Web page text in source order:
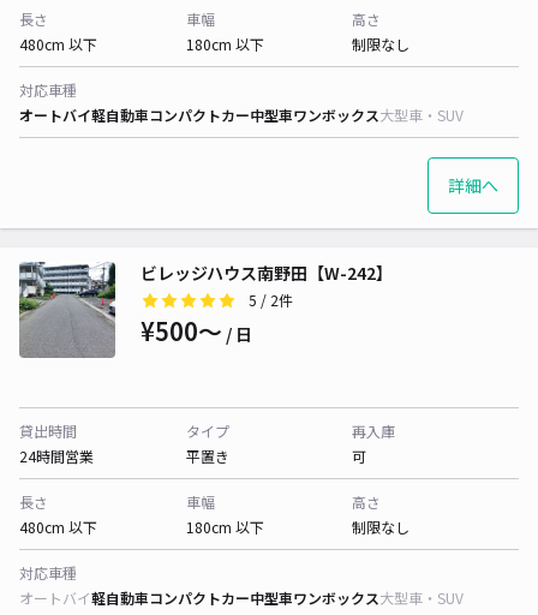
長さ
480cm 以下
車幅
180cm 以下
高さ
制限なし
対応車種
オートバイ軽自動車コンパクトカー中型車ワンボックス大型車・SUV
詳細へ
ビレッジハウス南野田【W-242】
5 / 2件
¥500〜 / 日
貸出時間
24時間営業
タイプ
平置き
再入庫
可
長さ
480cm 以下
車幅
180cm 以下
高さ
制限なし
対応車種
オートバイ軽自動車コンパクトカー中型車ワンボックス大型車・SUV